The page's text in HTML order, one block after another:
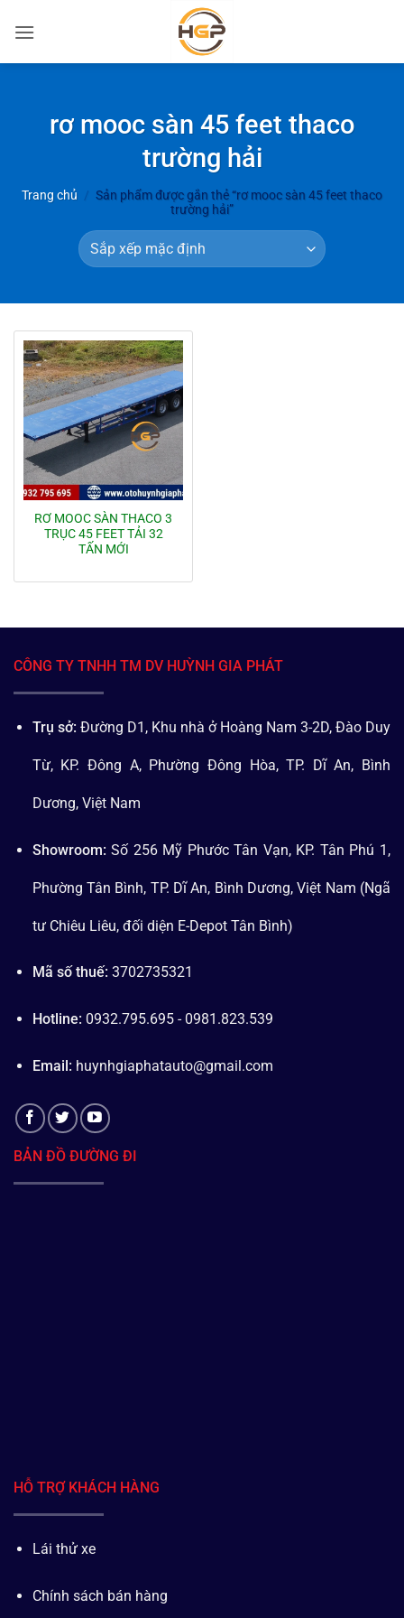
qua
rơ mooc sàn 45 feet thaco
trường hải
Trang chủ / Sản phẩm được gắn thẻ “rơ mooc sàn 45 feet thaco
trường hải”
RƠ MOOC SÀN THACO 3
TRỤC 45 FEET TẢI 32
TẤN MỚI
CÔNG TY TNHH TM DV HUỲNH GIA PHÁT
Trụ sở: Đường D1, Khu nhà ở Hoàng Nam 3-2D, Đào Duy
Từ, KP. Đông A, Phường Đông Hòa, TP. Dĩ An, Bình
Dương, Việt Nam
Showroom: Số 256 Mỹ Phước Tân Vạn, KP. Tân Phú 1,
Phường Tân Bình, TP. Dĩ An, Bình Dương, Việt Nam (Ngã
tư Chiêu Liêu, đối diện E-Depot Tân Bình)
Mã số thuế: 3702735321
Hotline: 0932.795.695 - 0981.823.539
Email: huynhgiaphatauto@gmail.com
BẢN ĐỒ ĐƯỜNG ĐI
HỖ TRỢ KHÁCH HÀNG
Lái thử xe
Chính sách bán hàng